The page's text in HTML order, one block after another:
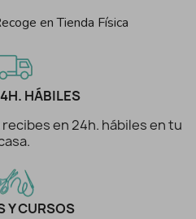
en Tienda Física
HÁBILES
en 24h. hábiles en tu
Y CURSOS